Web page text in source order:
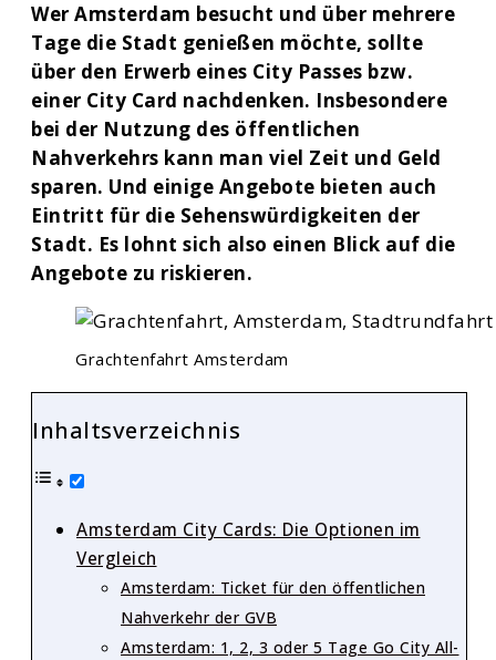
Wer Amsterdam besucht und über mehrere
Tage die Stadt genießen möchte, sollte
über den Erwerb eines City Passes bzw.
einer City Card nachdenken. Insbesondere
bei der Nutzung des öffentlichen
Nahverkehrs kann man viel Zeit und Geld
sparen. Und einige Angebote bieten auch
Eintritt für die Sehenswürdigkeiten der
Stadt. Es lohnt sich also einen Blick auf die
Angebote zu riskieren.
Grachtenfahrt Amsterdam
Inhaltsverzeichnis
Amsterdam City Cards: Die Optionen im
Vergleich
Amsterdam: Ticket für den öffentlichen
Nahverkehr der GVB
Amsterdam: 1, 2, 3 oder 5 Tage Go City All-